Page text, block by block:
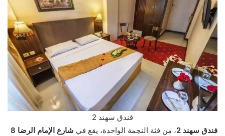
فندق سهند 2
فندق سهند 2
، من فئة النجمة الواحدة، يقع في شارع الإمام الرضا 8